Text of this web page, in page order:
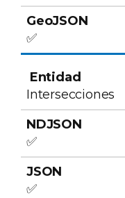
✅
Intersecciones
✅
✅